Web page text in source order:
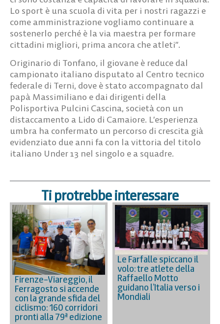
Lo sport è una scuola di vita per i nostri ragazzi e
come amministrazione vogliamo continuare a
sostenerlo perché è la via maestra per formare
cittadini migliori, prima ancora che atleti”.
Originario di Tonfano, il giovane è reduce dal
campionato italiano disputato al Centro tecnico
federale di Terni, dove è stato accompagnato dal
papà Massimiliano e dai dirigenti della
Polisportiva Pulcini Cascina, società con un
distaccamento a Lido di Camaiore. L’esperienza
umbra ha confermato un percorso di crescita già
evidenziato due anni fa con la vittoria del titolo
italiano Under 13 nel singolo e a squadre.
Ti protrebbe interessare
Firenze–Viareggio, il
Ferragosto si accende
con la grande sfida del
ciclismo: 160 corridori
pronti alla 79ª edizione
Le Farfalle spiccano il
volo: tre atlete della
Raffaello Motto
guidano l’Italia verso i
Mondiali